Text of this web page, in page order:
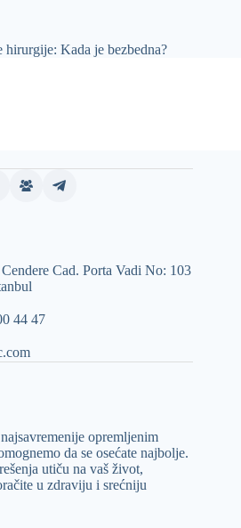
Kada je bezbedna?
Cad. Porta Vadi No: 103
44 47
opremljenim
da se osećate najbolje.
utiču na vaš život,
u zdraviju i srećniju